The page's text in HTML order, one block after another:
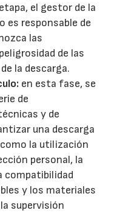
el gestor de la
es responsable de
las
de las
la descarga.
en esta fase, se
de
y de
una descarga
la utilización
personal, la
compatibilidad
y los materiales
supervisión